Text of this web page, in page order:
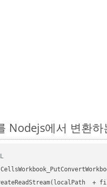
Nodejs에서 변환
+